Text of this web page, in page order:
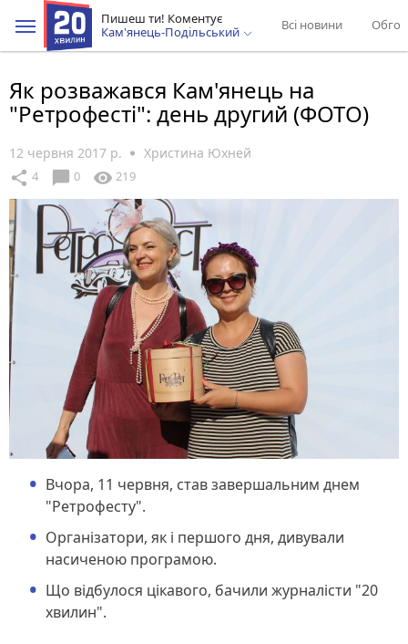
Пишеш ти! Коментує
Кам'янець-Подільський
Всі новини
Як розважався Кам'янець на
"Ретрофесті": день другий (ФОТО)
12 червня 2017 р. Христина Юхней
share 4 chat_bubble 0 visibility 219
Вчора, 11 червня, став завершальним днем
"Ретрофесту".
Організатори, як і першого дня, дивували
насиченою програмою.
Що відбулося цікавого, бачили журналісти "20
хвилин".